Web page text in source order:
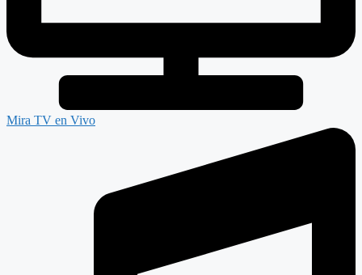
Mira TV en Vivo